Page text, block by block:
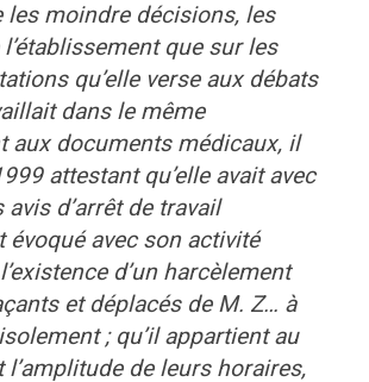
les moindre décisions, les
que sur les
qu’elle verse aux débats
dans le même
aux documents médicaux, il
attestant qu’elle avait avec
d’arrêt de travail
évoqué avec son activité
d’un harcèlement
et déplacés de M. Z… à
; qu’il appartient au
de leurs horaires,